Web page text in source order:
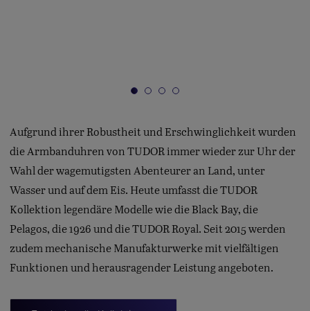
Aufgrund ihrer Robustheit und Erschwinglichkeit wurden
die Armbanduhren von TUDOR immer wieder zur Uhr der
Wahl der wagemutigsten Abenteurer an Land, unter
Wasser und auf dem Eis. Heute umfasst die TUDOR
Kollektion legendäre Modelle wie die Black Bay, die
Pelagos, die 1926 und die TUDOR Royal. Seit 2015 werden
zudem mechanische Manufakturwerke mit vielfältigen
Funktionen und herausragender Leistung angeboten.